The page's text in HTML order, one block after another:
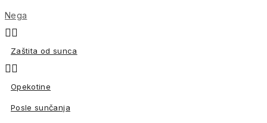
Nega

Zaštita od sunca

Opekotine
Posle sunčanja